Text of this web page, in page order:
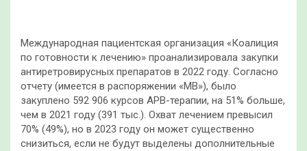
Международная пациентская организация «Коалиция
по готовности к лечению» проанализировала закупки
антиретровирусных препаратов в 2022 году. Согласно
отчету (имеется в распоряжении «МВ»), было
закуплено 592 906 курсов АРВ-терапии, на 51% больше,
чем в 2021 году (391 тыс.). Охват лечением превысил
70% (49%), но в 2023 году он может существенно
снизиться, если не будут выделены дополнительные